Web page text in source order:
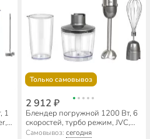
1
Только самовывоз
2 912 ₽
Блендер погружной 1200 Вт, 6
скоростей, турбо режим, JVC,
JK-HB5021
Самовывоз: сегодня